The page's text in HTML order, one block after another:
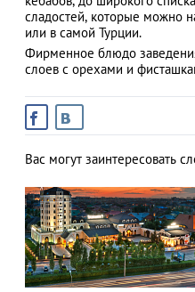
сладостей, которые можно
или в самой Турции.
Фирменное блюдо
слоев с орехами и
Вас могут заинтересовать